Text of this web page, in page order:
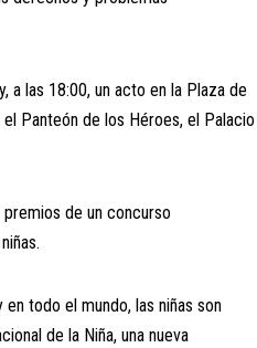
a las 18:00, un acto en la Plaza de
Panteón de los Héroes, el Palacio
de un concurso
todo el mundo, las niñas son
de la Niña, una nueva